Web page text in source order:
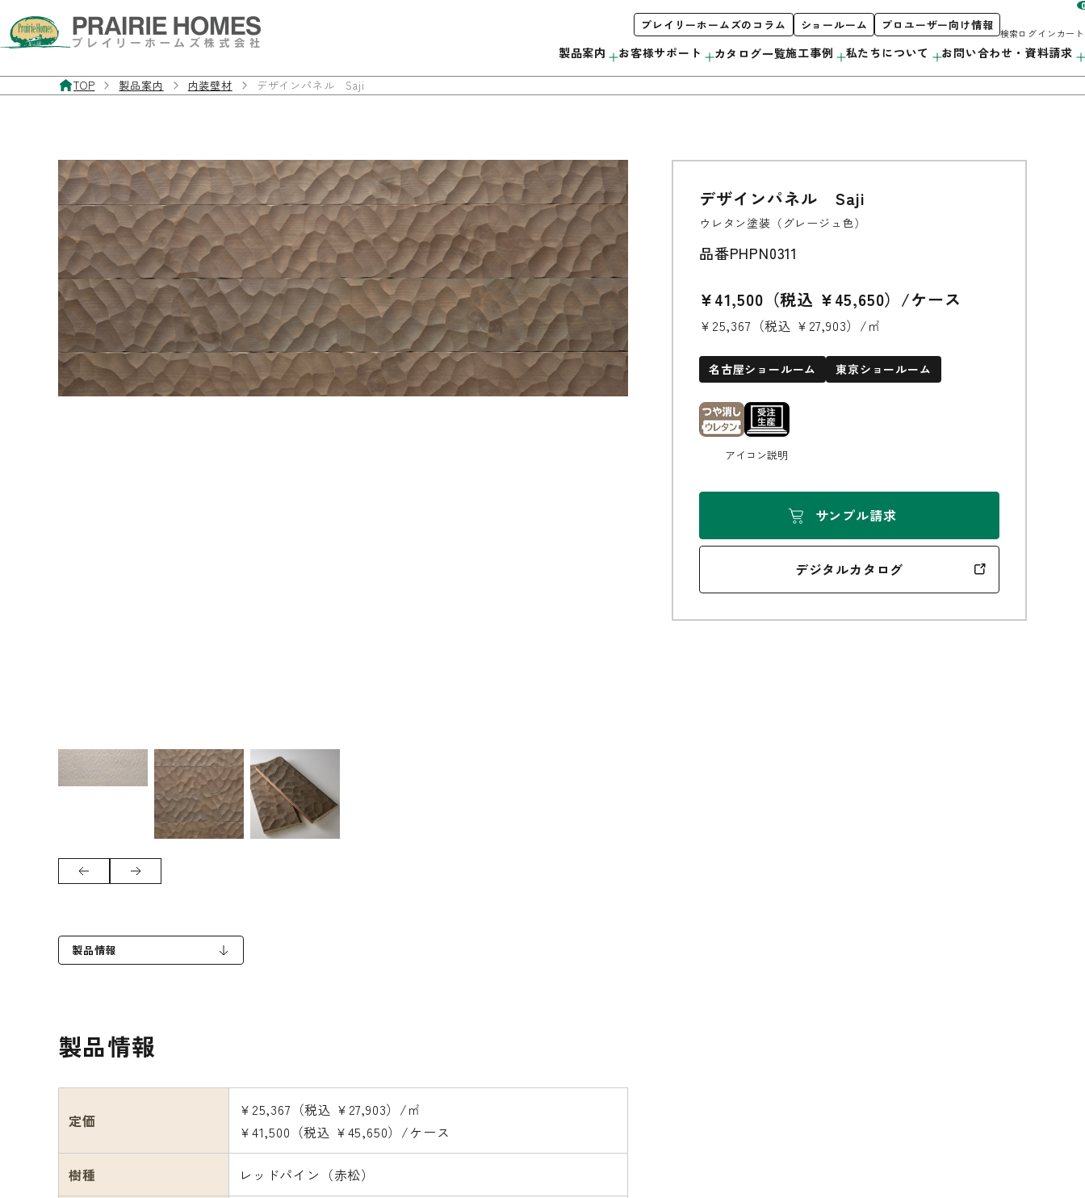
製品案内
フローリング
無垢フローリング
三層・複合フローリング
フローリングの違いと特徴
フローリングを探す
室内ドア／室内窓
内装壁材
木製サッシ
リボス自然健康塗料
外装材
ウッドデッキ
モールディング
玄関框
階段
造作用材
無垢の魅力
お客様サポート
よくあるご質問
製品マニュアル
お手入れ方法について
無垢製品の注意事項
初めての方へ
カタログ一覧施工事例
施工事例 みんなで＃ムクノトリコ
私たちについて
私たちの想い
経年美化
会社概要
当社の取り組み
Corporate Profile
採用情報
お問い合わせ・資料請求
お問い合わせフォーム サンプル・カタログ請求 カタログ紹介
プレイリーホームズのコラム ショールーム プロユーザー向け情報
検索ログインカート
TOP 製品案内 内装壁材 デザインパネル Saji
デザインパネル Saji
ウレタン塗装（グレージュ色）
品番PHPN0311
¥41,500（税込 ¥45,650）/ケース
¥25,367（税込 ¥27,903）/㎡
名古屋ショールーム 東京ショールーム
アイコン説明
サンプル請求
デジタルカタログ
製品情報
製品情報
定価
¥25,367（税込 ¥27,903）/㎡
¥41,500（税込 ¥45,650）/ケース
樹種 レッドパイン（赤松）